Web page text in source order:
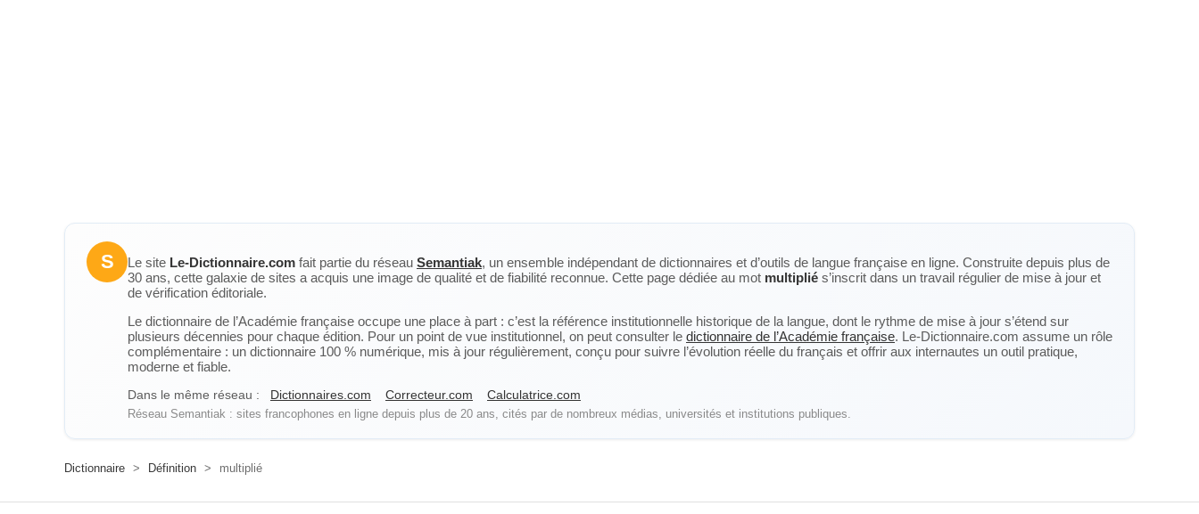
S Le site Le-Dictionnaire.com fait partie du réseau Semantiak, un ensemble indépendant de dictionnaires et d’outils de langue française en ligne. Construite depuis plus de
30 ans, cette galaxie de sites a acquis une image de qualité et de fiabilité reconnue. Cette page dédiée au mot multiplié s’inscrit dans un travail régulier de mise à jour et
de vérification éditoriale.
Le dictionnaire de l’Académie française occupe une place à part : c’est la référence institutionnelle historique de la langue, dont le rythme de mise à jour s’étend sur
plusieurs décennies pour chaque édition. Pour un point de vue institutionnel, on peut consulter le dictionnaire de l’Académie française. Le-Dictionnaire.com assume un rôle
complémentaire : un dictionnaire 100 % numérique, mis à jour régulièrement, conçu pour suivre l’évolution réelle du français et offrir aux internautes un outil pratique,
moderne et fiable.
Dans le même réseau : Dictionnaires.com Correcteur.com Calculatrice.com
Réseau Semantiak : sites francophones en ligne depuis plus de 20 ans, cités par de nombreux médias, universités et institutions publiques.
Dictionnaire > Définition > multiplié